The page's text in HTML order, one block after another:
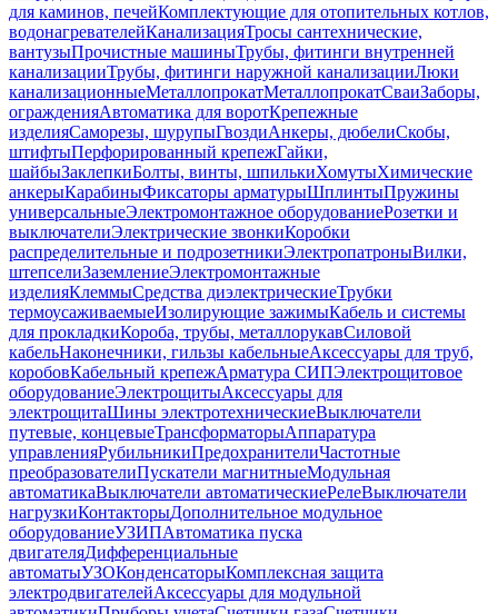
для каминов, печейКомплектующие для отопительных котлов,
водонагревателейКанализацияТросы сантехнические,
вантузыПрочистные машиныТрубы, фитинги внутренней
канализацииТрубы, фитинги наружной канализацииЛюки
канализационныеМеталлопрокатМеталлопрокатСваиЗаборы,
огражденияАвтоматика для воротКрепежные
изделияСаморезы, шурупыГвоздиАнкеры, дюбелиСкобы,
штифтыПерфорированный крепежГайки,
шайбыЗаклепкиБолты, винты, шпилькиХомутыХимические
анкерыКарабиныФиксаторы арматурыШплинтыПружины
универсальныеЭлектромонтажное оборудованиеРозетки и
выключателиЭлектрические звонкиКоробки
распределительные и подрозетникиЭлектропатроныВилки,
штепселиЗаземлениеЭлектромонтажные
изделияКлеммыСредства диэлектрическиеТрубки
термоусаживаемыеИзолирующие зажимыКабель и системы
для прокладкиКороба, трубы, металлорукавСиловой
кабельНаконечники, гильзы кабельныеАксессуары для труб,
коробовКабельный крепежАрматура СИПЭлектрощитовое
оборудованиеЭлектрощитыАксессуары для
электрощитаШины электротехническиеВыключатели
путевые, концевыеТрансформаторыАппаратура
управленияРубильникиПредохранителиЧастотные
преобразователиПускатели магнитныеМодульная
автоматикаВыключатели автоматическиеРелеВыключатели
нагрузкиКонтакторыДополнительное модульное
оборудованиеУЗИПАвтоматика пуска
двигателяДифференциальные
автоматыУЗОКонденсаторыКомплексная защита
электродвигателейАксессуары для модульной